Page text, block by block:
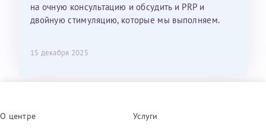
на очную консультацию и обсудить и PRP и
двойную стимуляцию, которые мы выполняем.
15 декабря 2025
О центре Услуги